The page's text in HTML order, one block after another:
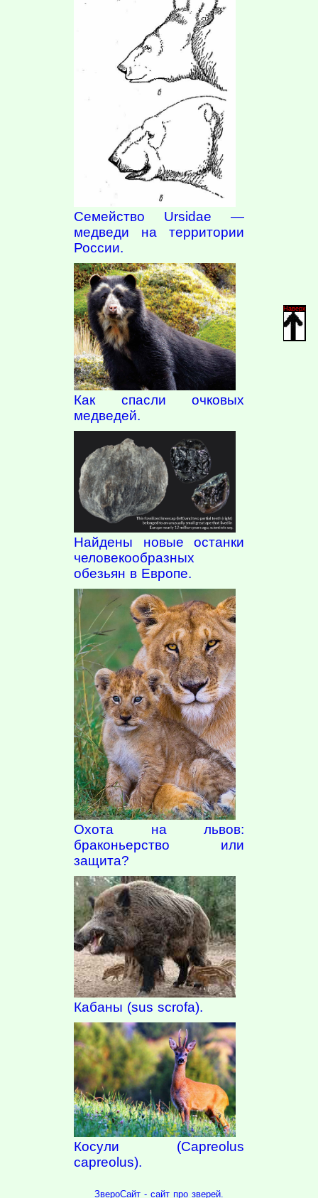
Семейство Ursidae —
медведи на территории
России.
Как спасли очковых
медведей.
Найдены новые останки
человекообразных
обезьян в Европе.
Охота на львов:
браконьерство или
защита?
Кабаны (sus scrofa).
Косули (Capreolus
capreolus).
Наверх
ЗвероСайт - сайт про зверей.